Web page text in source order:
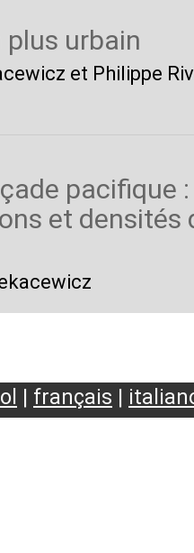
plus urbain
et Philippe
pacifique :
et densités
| français |